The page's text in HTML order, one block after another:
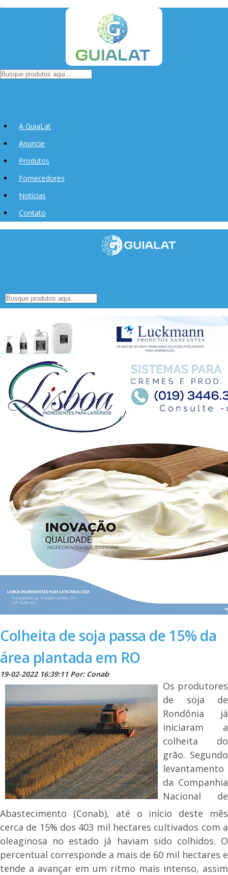
A GuiaLat
Anuncie
Produtos
Fornecedores
Notícias
Contato
Colheita de soja passa de 15% da
área plantada em RO
19-02-2022 16:39:11 Por: Conab
Os produtores
de soja de
Rondônia já
iniciaram a
colheita do
grão. Segundo
levantamento
da Companhia
Nacional de
Abastecimento (Conab), até o início deste mês
cerca de 15% dos 403 mil hectares cultivados com a
oleaginosa no estado já haviam sido colhidos. O
percentual corresponde a mais de 60 mil hectares e
tende a avançar em um ritmo mais intenso, assim